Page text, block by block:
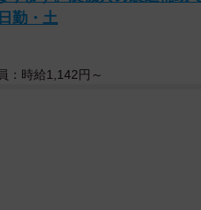
勤・土
：時給1,142円～